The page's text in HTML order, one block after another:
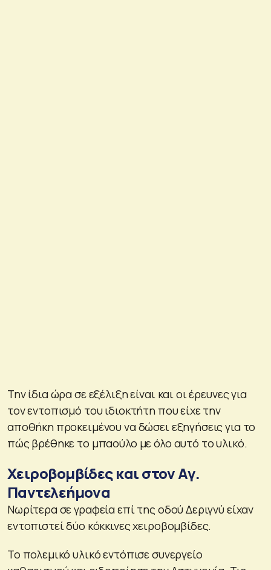
Την ίδια ώρα σε εξέλιξη είναι και οι έρευνες για
τον εντοπισμό του ιδιοκτήτη που είχε την
αποθήκη προκειμένου να δώσει εξηγήσεις για το
πώς βρέθηκε το μπαούλο με όλο αυτό το υλικό.
Χειροβομβίδες και στον Αγ.
Παντελεήμονα
Νωρίτερα σε γραφεία επί της οδού Δεριγνύ είχαν
εντοπιστεί δύο κόκκινες χειροβομβίδες.
Το πολεμικό υλικό εντόπισε συνεργείο